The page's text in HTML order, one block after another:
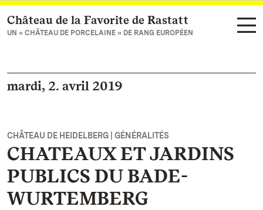
Vers la page d’accueil
Château de la Favorite de Rastatt
UN « CHÂTEAU DE PORCELAINE » DE RANG EUROPÉEN
mardi, 2. avril 2019
CHÂTEAU DE HEIDELBERG | GÉNÉRALITÉS
CHATEAUX ET JARDINS
PUBLICS DU BADE-
WURTEMBERG